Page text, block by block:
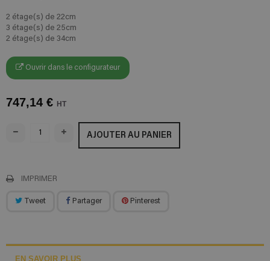
2 étage(s) de 22cm
3 étage(s) de 25cm
2 étage(s) de 34cm
Ouvrir dans le configurateur
747,14 € HT
AJOUTER AU PANIER
IMPRIMER
Tweet Partager Pinterest
EN SAVOIR PLUS